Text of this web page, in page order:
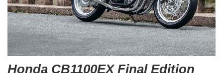
Honda CB1100EX Final Edition